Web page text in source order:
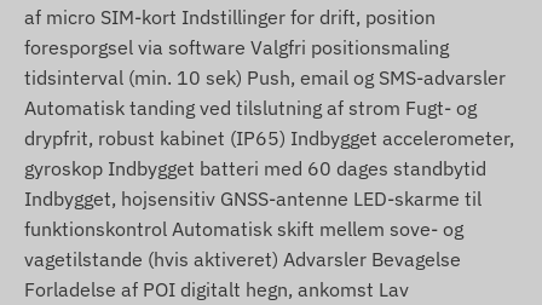
af micro SIM-kort Indstillinger for drift, position
foresporgsel via software Valgfri positionsmaling
tidsinterval (min. 10 sek) Push, email og SMS-advarsler
Automatisk tanding ved tilslutning af strom Fugt- og
drypfrit, robust kabinet (IP65) Indbygget accelerometer,
gyroskop Indbygget batteri med 60 dages standbytid
Indbygget, hojsensitiv GNSS-antenne LED-skarme til
funktionskontrol Automatisk skift mellem sove- og
vagetilstande (hvis aktiveret) Advarsler Bevagelse
Forladelse af POI digitalt hegn, ankomst Lav